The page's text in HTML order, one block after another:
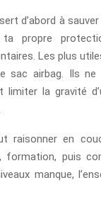
d’abord à
propre
Les plus
sac airbag. Ils ne
limiter la gravité
raisonner en
formation, puis
manque,